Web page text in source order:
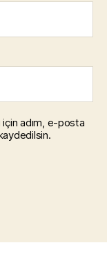
için adım, e-posta